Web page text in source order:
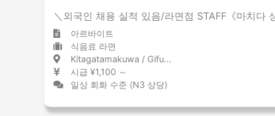
＼외국인 채용 실적 있음/라면점 STAFF《마치다
아르바이트
식음료 라면
Kitagatamakuwa / Gifu 北方真桑 / 岐阜県
시급 ¥1,100 ～
일상 회화 수준 (N3 상당)